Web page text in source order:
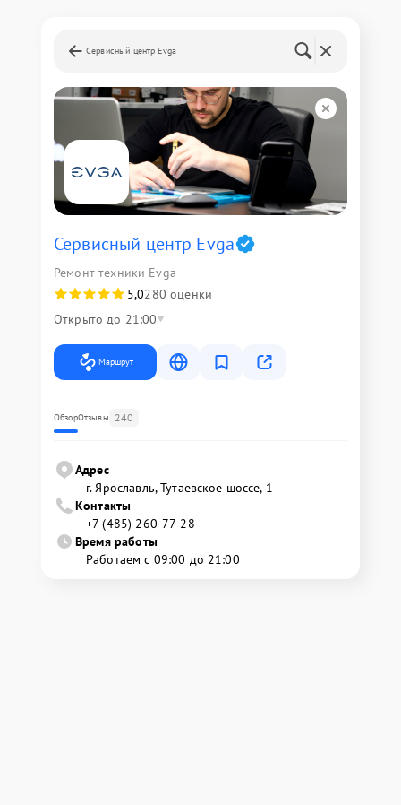
Сервисный центр Evga
Сервисный центр Evga
Ремонт техники Evga
5,0280 оценки
Открыто до 21:00
Маршрут
ОбзорОтзывы 240
Адрес
г. Ярославль, Тутаевское шоссе, 1
Контакты
+7 (485) 260-77-28
Время работы
Работаем с 09:00 до 21:00